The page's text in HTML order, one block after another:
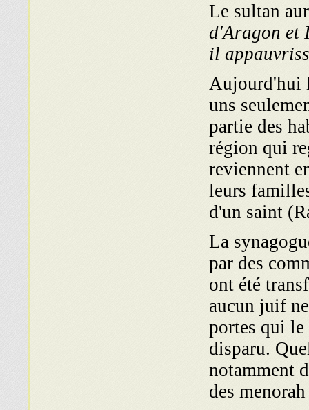
Le sultan
d'Aragon et
il
Aujourd'hui
uns
partie des
région qui
reviennent
leurs
d'un saint
La
par des
ont été
aucun juif
portes qui le
disparu.
notamment
des